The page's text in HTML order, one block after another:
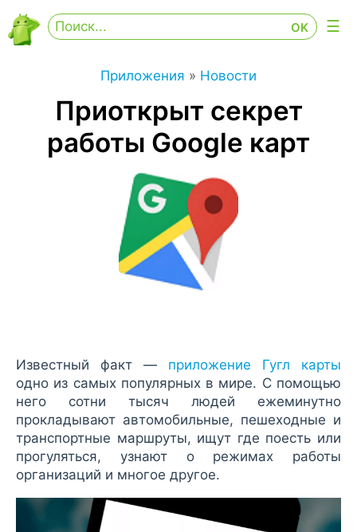
Приложения » Новости
Приоткрыт секрет
работы Google карт
Известный факт — приложение Гугл карты
одно из самых популярных в мире. С помощью
него сотни тысяч людей ежеминутно
прокладывают автомобильные, пешеходные и
транспортные маршруты, ищут где поесть или
прогуляться, узнают о режимах работы
организаций и многое другое.